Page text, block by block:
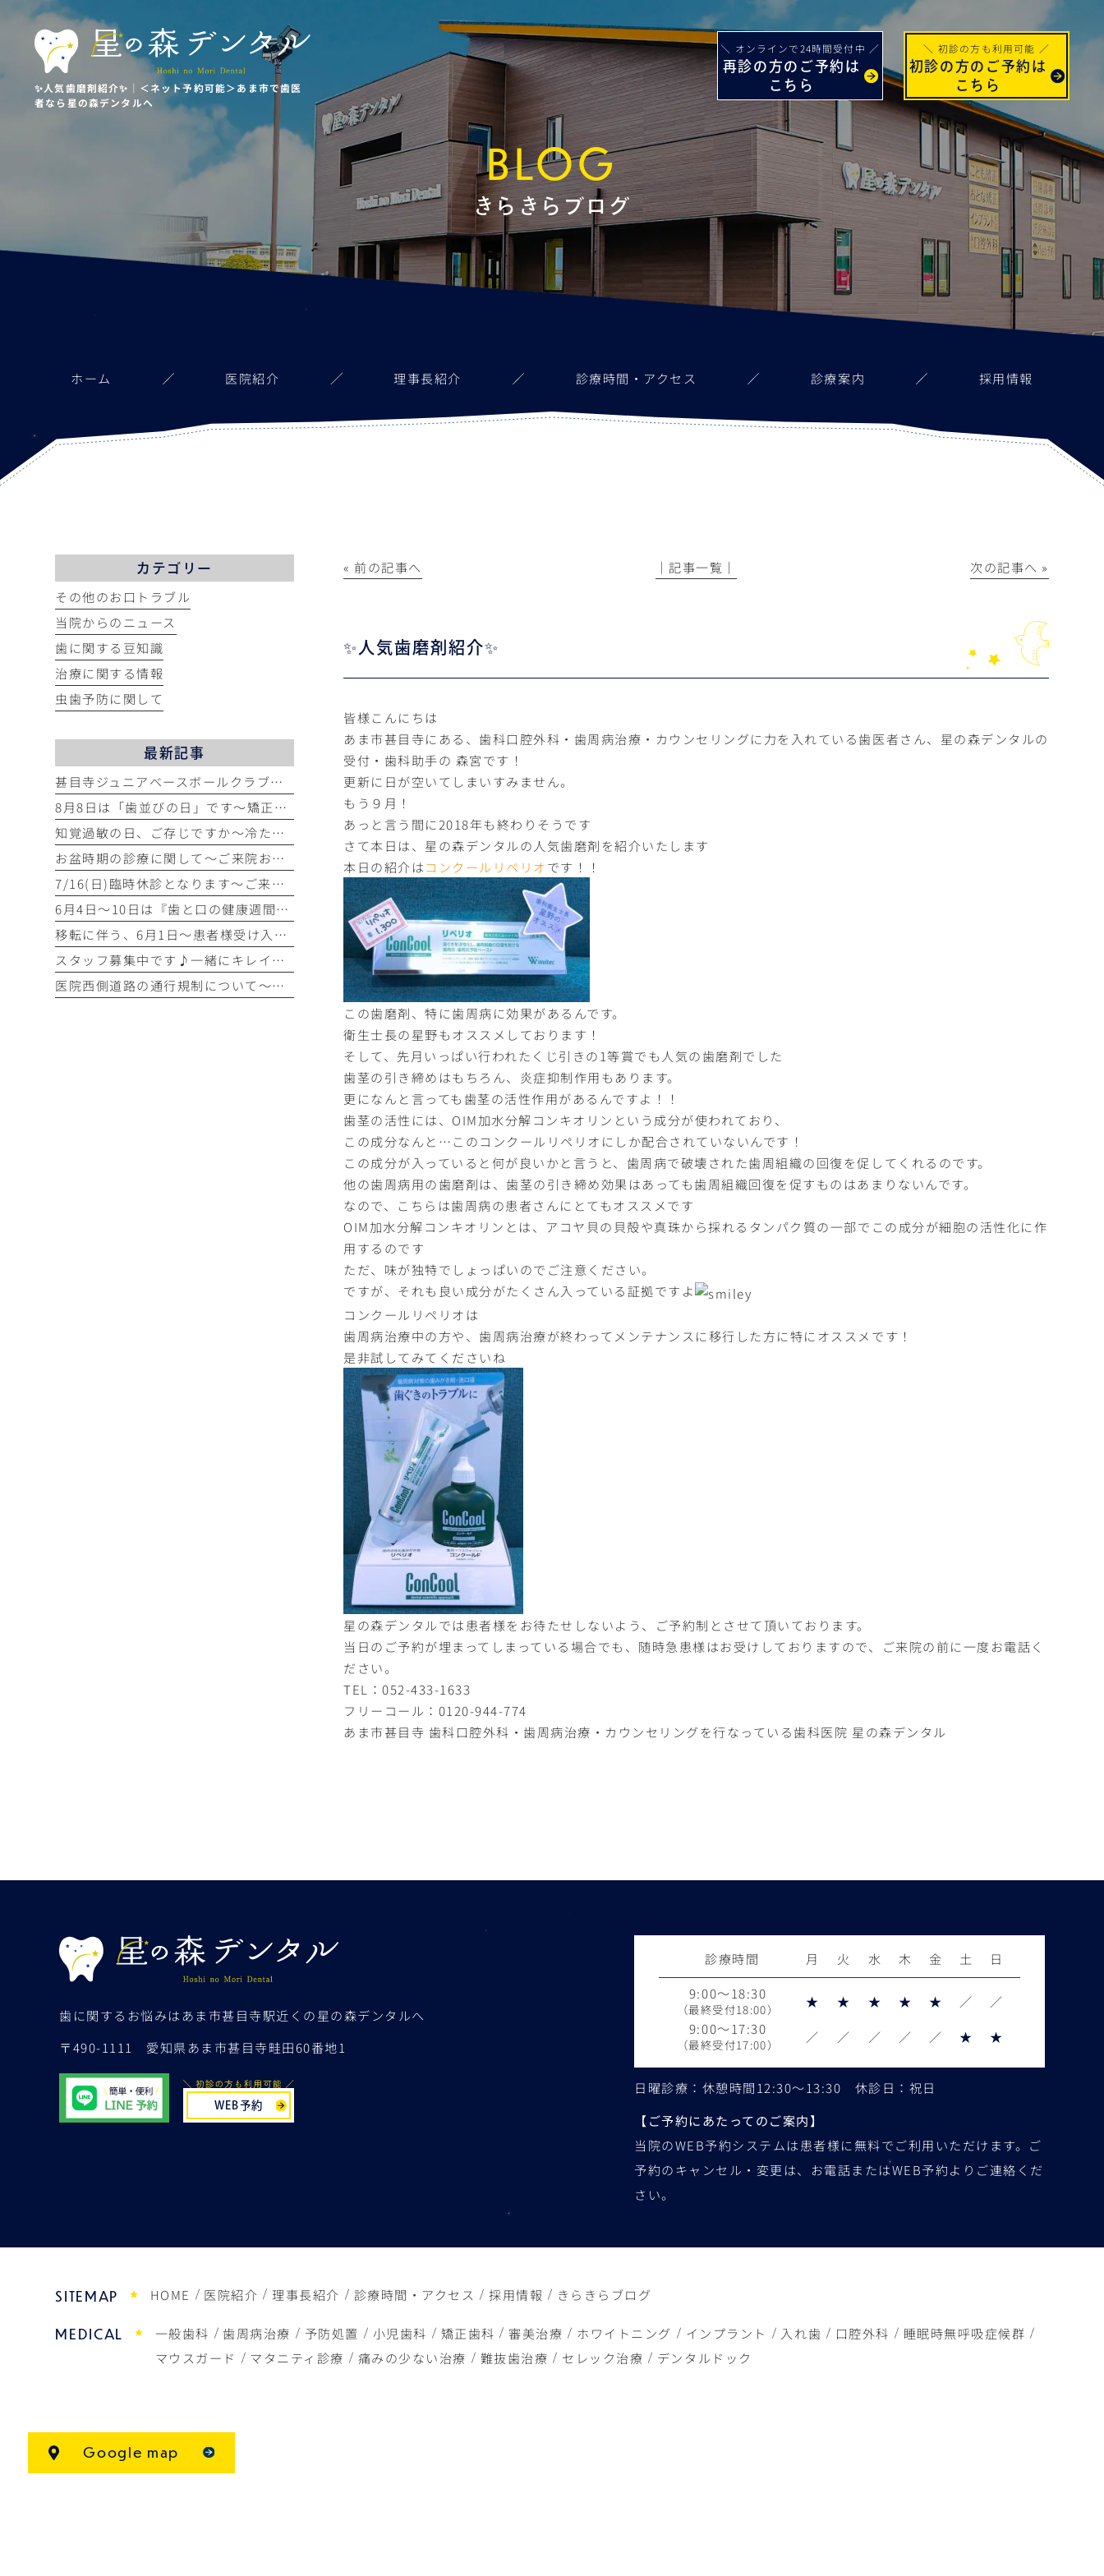
✨人気歯磨剤紹介✨｜＜ネット予約可能＞あま市で歯医
者なら星の森デンタルへ
＼ オンラインで24時間受付中 ／
再診の方のご予約は
こちら
＼ 初診の方も利用可能 ／
初診の方のご予約は
こちら
BLOG
きらきらブログ
ホーム 医院紹介 理事長紹介 診療時間・アクセス 診療案内 採用情報
« 前の記事へ │記事一覧│ 次の記事へ »
✨人気歯磨剤紹介✨
皆様こんにちは
あま市甚目寺にある、歯科口腔外科・歯周病治療・カウンセリングに力を入れている歯医者さん、星の森デンタルの
受付・歯科助手の 森宮です！
更新に日が空いてしまいすみません。
もう９月！
あっと言う間に2018年も終わりそうです
さて本日は、星の森デンタルの人気歯磨剤を紹介いたします
本日の紹介はコンクールリペリオです！！
この歯磨剤、特に歯周病に効果があるんです。
衛生士長の星野もオススメしております！
そして、先月いっぱい行われたくじ引きの1等賞でも人気の歯磨剤でした
歯茎の引き締めはもちろん、炎症抑制作用もあります。
更になんと言っても歯茎の活性作用があるんですよ！！
歯茎の活性には、OIM加水分解コンキオリンという成分が使われており、
この成分なんと…このコンクールリペリオにしか配合されていないんです！
この成分が入っていると何が良いかと言うと、歯周病で破壊された歯周組織の回復を促してくれるのです。
他の歯周病用の歯磨剤は、歯茎の引き締め効果はあっても歯周組織回復を促すものはあまりないんです。
なので、こちらは歯周病の患者さんにとてもオススメです
OIM加水分解コンキオリンとは、アコヤ貝の貝殻や真珠から採れるタンパク質の一部でこの成分が細胞の活性化に作
用するのです
ただ、味が独特でしょっぱいのでご注意ください。
ですが、それも良い成分がたくさん入っている証拠ですよ
コンクールリペリオは
歯周病治療中の方や、歯周病治療が終わってメンテナンスに移行した方に特にオススメです！
是非試してみてくださいね
星の森デンタルでは患者様をお待たせしないよう、ご予約制とさせて頂いております。
当日のご予約が埋まってしまっている場合でも、随時急患様はお受けしておりますので、ご来院の前に一度お電話く
ださい。
TEL：052-433-1633
フリーコール： 0120-944-774
あま市甚目寺 歯科口腔外科・歯周病治療・カウンセリングを行なっている歯科医院 星の森デンタル
カテゴリー
その他のお口トラブル
当院からのニュース
歯に関する豆知識
治療に関する情報
虫歯予防に関して
最新記事
甚目寺ジュニアベースボールクラブを応援！～地域活性化に力をいれています～
8月8日は「歯並びの日」です～矯正はなぜ必要？～
知覚過敏の日、ご存じですか～冷たいものシミませんか？～
お盆時期の診療に関して～ご来院お気をつけください～
7/16(日)臨時休診となります～ご来院お気をつけください～
6月4日～10日は『歯と口の健康週間』です♪ぜひ定期検診へ！
移転に伴う、6月1日～患者様受け入れ制限【解除】について
スタッフ募集中です♪一緒にキレイな医院で働きませんか？✨
医院西側道路の通行規制について～ご来院の際お気をつけください～
歯に関するお悩みはあま市甚目寺駅近くの星の森デンタルへ
〒490-1111 愛知県あま市甚目寺畦田60番地1
WEB予約
診療時間 月 火 水 木 金 土
日
9:00～18:30
（最終受付18:00） ★ ★ ★ ★ ★ ／
／
9:00～17:30
（最終受付17:00） ／ ／ ／ ／ ／ ★ ★
日曜診療：休憩時間12:30～13:30 休診日：祝日
【ご予約にあたってのご案内】
当院のWEB予約システムは患者様に無料でご利用いただけます。ご
予約のキャンセル・変更は、お電話またはWEB予約よりご連絡くだ
さい。
SITEMAP HOME 医院紹介 理事長紹介 診療時間・アクセス 採用情報 きらきらブログ
MEDICAL 一般歯科 歯周病治療 予防処置 小児歯科 矯正歯科 審美治療 ホワイトニング インプラント 入れ歯 口腔外科
睡眠時無呼吸症候群
マウスガード
マタニティ診療 痛みの少ない治療 難抜歯治療 セレック治療 デンタルドック
Google map